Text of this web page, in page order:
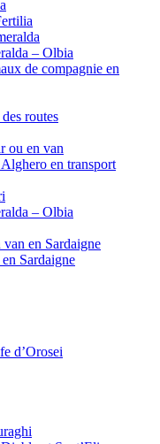
– Olbia
de compagnie en
routes
ou en van
en transport
– Olbia
en Sardaigne
Sardaigne
d’Orosei